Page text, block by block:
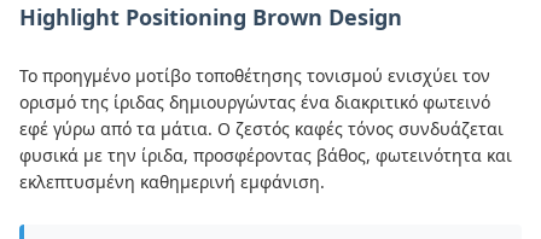
Highlight Positioning Brown Design
Το προηγμένο μοτίβο τοποθέτησης τονισμού ενισχύει τον
ορισμό της ίριδας δημιουργώντας ένα διακριτικό φωτεινό
εφέ γύρω από τα μάτια. Ο ζεστός καφές τόνος συνδυάζεται
φυσικά με την ίριδα, προσφέροντας βάθος, φωτεινότητα και
εκλεπτυσμένη καθημερινή εμφάνιση.